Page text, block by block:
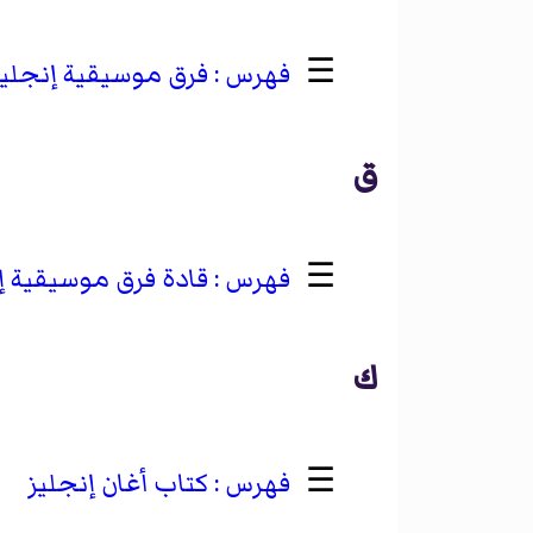
☰ فرق موسيقية
ق
☰ قادة فرق موسيقية
ك
☰ كتاب أغان إنجليز